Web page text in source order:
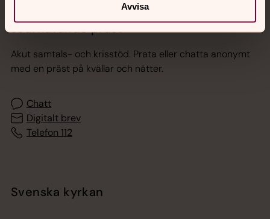
Avvisa
Jourhavande präst
Akut samtals- och krisstöd. Prata eller chatta anonymt
med en präst på kvällar och nätter.
Chatt
Digitalt brev
Telefon 112
Svenska kyrkan